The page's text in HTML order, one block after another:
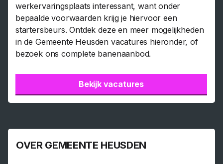
werkervaringsplaats interessant, want onder
bepaalde voorwaarden krijg je hiervoor een
startersbeurs. Ontdek deze en meer mogelijkheden
in de Gemeente Heusden vacatures hieronder, of
bezoek ons complete banenaanbod.
Bekijk vacatures
OVER GEMEENTE HEUSDEN